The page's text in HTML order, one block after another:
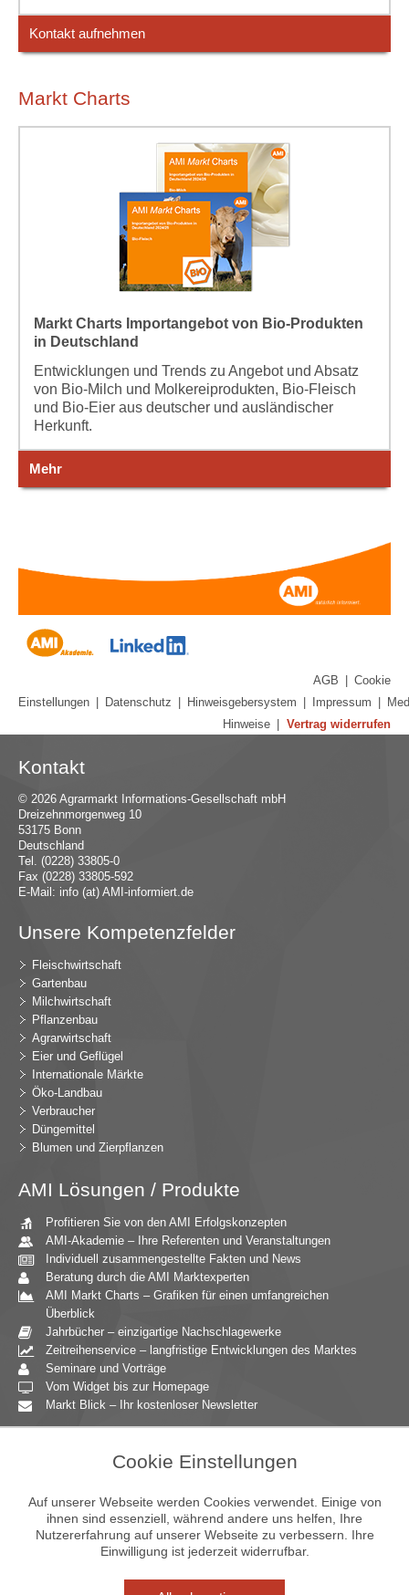
Kontakt aufnehmen
Markt Charts
Markt Charts Importangebot von Bio-Produkten
in Deutschland
Entwicklungen und Trends zu Angebot und Absatz
von Bio-Milch und Molkereiprodukten, Bio-Fleisch
und Bio-Eier aus deutscher und ausländischer
Herkunft.
Mehr
AGB
Cookie
Einstellungen
Datenschutz Hinweisgebersystem Impressum
Hinweise
Vertrag widerrufen
Kontakt
© 2026 Agrarmarkt Informations-Gesellschaft mbH
Dreizehnmorgenweg 10
53175 Bonn
Deutschland
Tel. (0228) 33805-0
Fax (0228) 33805-592
E-Mail: info (at) AMI-informiert.de
Unsere Kompetenzfelder
Fleischwirtschaft
Gartenbau
Milchwirtschaft
Pflanzenbau
Agrarwirtschaft
Eier und Geflügel
Internationale Märkte
Öko-Landbau
Verbraucher
Düngemittel
Blumen und Zierpflanzen
AMI Lösungen / Produkte
Profitieren Sie von den AMI Erfolgskonzepten
AMI-Akademie – Ihre Referenten und Veranstaltungen
Individuell zusammengestellte Fakten und News
Beratung durch die AMI Marktexperten
AMI Markt Charts – Grafiken für einen umfangreichen
Überblick
Jahrbücher – einzigartige Nachschlagewerke
Zeitreihenservice – langfristige Entwicklungen des Marktes
Seminare und Vorträge
Vom Widget bis zur Homepage
Markt Blick – Ihr kostenloser Newsletter
Unternehmensberatung
Ernährungsgewerbe
Einzelhandel
Bildung & Wissenschaft
Cookie Einstellungen
Auf unserer Webseite werden Cookies verwendet. Einige von
ihnen sind essenziell, während andere uns helfen, Ihre
Nutzererfahrung auf unserer Webseite zu verbessern. Ihre
Einwilligung ist jederzeit widerrufbar.